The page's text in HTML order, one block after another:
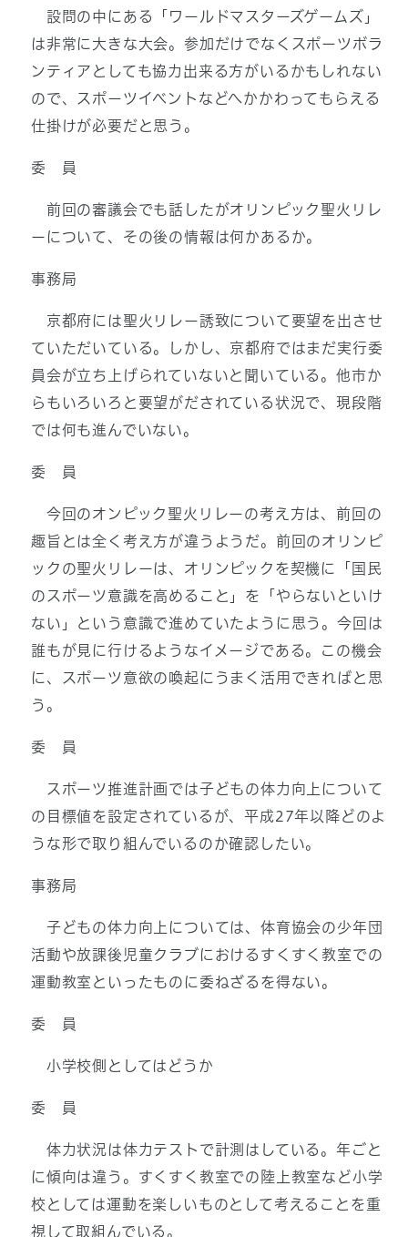
設問の中にある「ワールドマスターズゲームズ」
は非常に大きな大会。参加だけでなくスポーツボラ
ンティアとしても協力出来る方がいるかもしれない
ので、スポーツイベントなどへかかわってもらえる
仕掛けが必要だと思う。
委 員
前回の審議会でも話したがオリンピック聖火リレ
ーについて、その後の情報は何かあるか。
事務局
京都府には聖火リレー誘致について要望を出させ
ていただいている。しかし、京都府ではまだ実行委
員会が立ち上げられていないと聞いている。他市か
らもいろいろと要望がだされている状況で、現段階
では何も進んでいない。
委 員
今回のオンピック聖火リレーの考え方は、前回の
趣旨とは全く考え方が違うようだ。前回のオリンピ
ックの聖火リレーは、オリンピックを契機に「国民
のスポーツ意識を高めること」を「やらないといけ
ない」という意識で進めていたように思う。今回は
誰もが見に行けるようなイメージである。この機会
に、スポーツ意欲の喚起にうまく活用できればと思
う。
委 員
スポーツ推進計画では子どもの体力向上について
の目標値を設定されているが、平成27年以降どのよ
うな形で取り組んでいるのか確認したい。
事務局
子どもの体力向上については、体育協会の少年団
活動や放課後児童クラブにおけるすくすく教室での
運動教室といったものに委ねざるを得ない。
委 員
小学校側としてはどうか
委 員
体力状況は体力テストで計測はしている。年ごと
に傾向は違う。すくすく教室での陸上教室など小学
校としては運動を楽しいものとして考えることを重
視して取組んでいる。